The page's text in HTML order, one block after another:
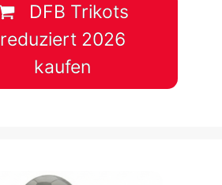
DFB Trikots
reduziert 2026
kaufen